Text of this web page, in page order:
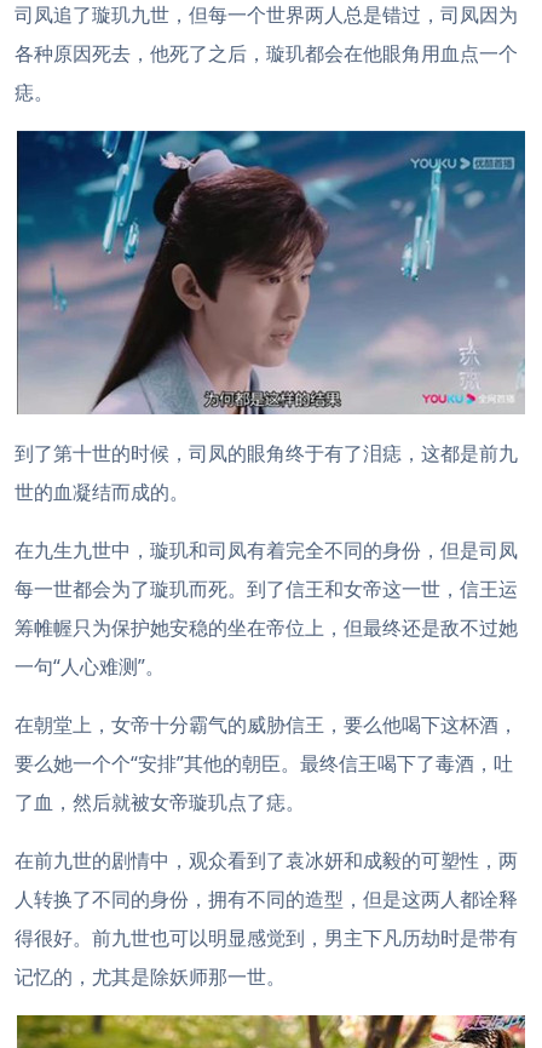
司凤追了璇玑九世，但每一个世界两人总是错过，司凤因为
各种原因死去，他死了之后，璇玑都会在他眼角用血点一个
痣。
到了第十世的时候，司凤的眼角终于有了泪痣，这都是前九
世的血凝结而成的。
在九生九世中，璇玑和司凤有着完全不同的身份，但是司凤
每一世都会为了璇玑而死。到了信王和女帝这一世，信王运
筹帷幄只为保护她安稳的坐在帝位上，但最终还是敌不过她
一句“人心难测”。
在朝堂上，女帝十分霸气的威胁信王，要么他喝下这杯酒，
要么她一个个“安排”其他的朝臣。最终信王喝下了毒酒，吐
了血，然后就被女帝璇玑点了痣。
在前九世的剧情中，观众看到了袁冰妍和成毅的可塑性，两
人转换了不同的身份，拥有不同的造型，但是这两人都诠释
得很好。前九世也可以明显感觉到，男主下凡历劫时是带有
记忆的，尤其是除妖师那一世。